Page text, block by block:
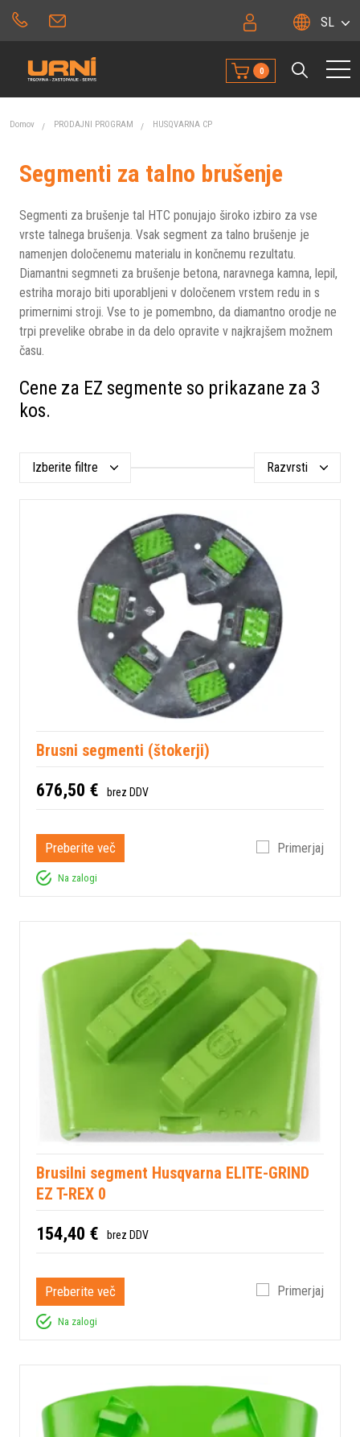
SL
0
Domov PRODAJNI PROGRAM HUSQVARNA CP
Segmenti za talno brušenje
Segmenti za brušenje tal HTC ponujajo široko izbiro za vse
vrste talnega brušenja. Vsak segment za talno brušenje je
namenjen določenemu materialu in končnemu rezultatu.
Diamantni segmneti za brušenje betona, naravnega kamna, lepil,
estriha morajo biti uporabljeni v določenem vrstem redu in s
primernimi stroji. Vse to je pomembno, da diamantno orodje ne
trpi prevelike obrabe in da delo opravite v najkrajšem možnem
času.
Cene za EZ segmente so prikazane za 3
kos.
Izberite filtre Razvrsti
Brusni segmenti (štokerji)
676,50 € brez DDV
Preberite več Primerjaj
Na zalogi
Brusilni segment Husqvarna ELITE-GRIND
EZ T-REX 0
154,40 € brez DDV
Preberite več Primerjaj
Na zalogi